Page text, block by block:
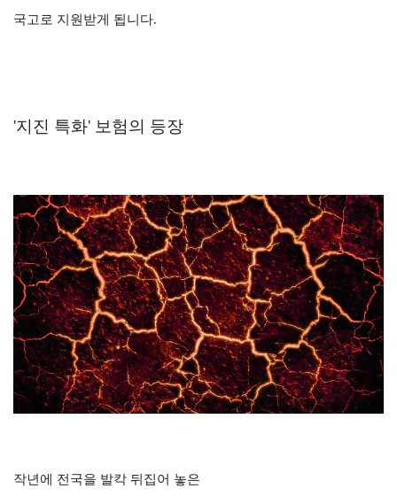
국고로 지원받게 됩니다.
'지진 특화' 보험의 등장
작년에 전국을 발칵 뒤집어 놓은